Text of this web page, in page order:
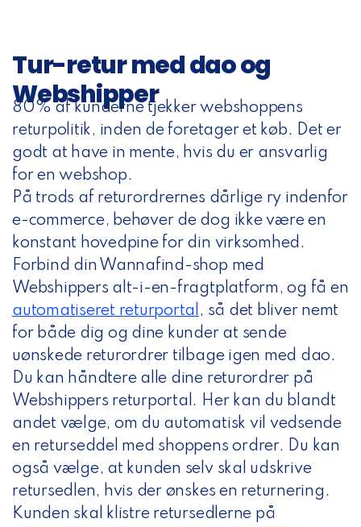
Tur-retur med dao og
Webshipper
80% af kunderne tjekker webshoppens
returpolitik, inden de foretager et køb. Det er
godt at have in mente, hvis du er ansvarlig
for en webshop.
På trods af returordrernes dårlige ry indenfor
e-commerce, behøver de dog ikke være en
konstant hovedpine for din virksomhed.
Forbind din Wannafind-shop med
Webshippers alt-i-en-fragtplatform, og få en
automatiseret returportal , så det bliver nemt
for både dig og dine kunder at sende
uønskede returordrer tilbage igen med dao.
Du kan håndtere alle dine returordrer på
Webshippers returportal. Her kan du blandt
andet vælge, om du automatisk vil vedsende
en returseddel med shoppens ordrer. Du kan
også vælge, at kunden selv skal udskrive
retursedlen, hvis der ønskes en returnering.
Kunden skal klistre retursedlerne på